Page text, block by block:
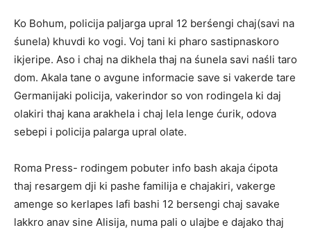
Ko Bohum, policija paljarga upral 12 berśengi chaj(savi na
śunela) khuvdi ko vogi. Voj tani ki pharo sastipnaskoro
ikjeripe. Aso i chaj na dikhela thaj na śunela savi naśli taro
dom. Akala tane o avgune informacie save si vakerde tare
Germanijaki policija, vakerindor so von rodingela ki daj
olakiri thaj kana arakhela i chaj lela lenge ćurik, odova
sebepi i policija palarga upral olate.
Roma Press- rodingem pobuter info bash akaja ćipota
thaj resargem dji ki pashe familija e chajakiri, vakerge
amenge so kerlapes lafi bashi 12 bersengi chaj savake
lakkro anav sine Alisija, numa pali o ulajbe e dajako thaj